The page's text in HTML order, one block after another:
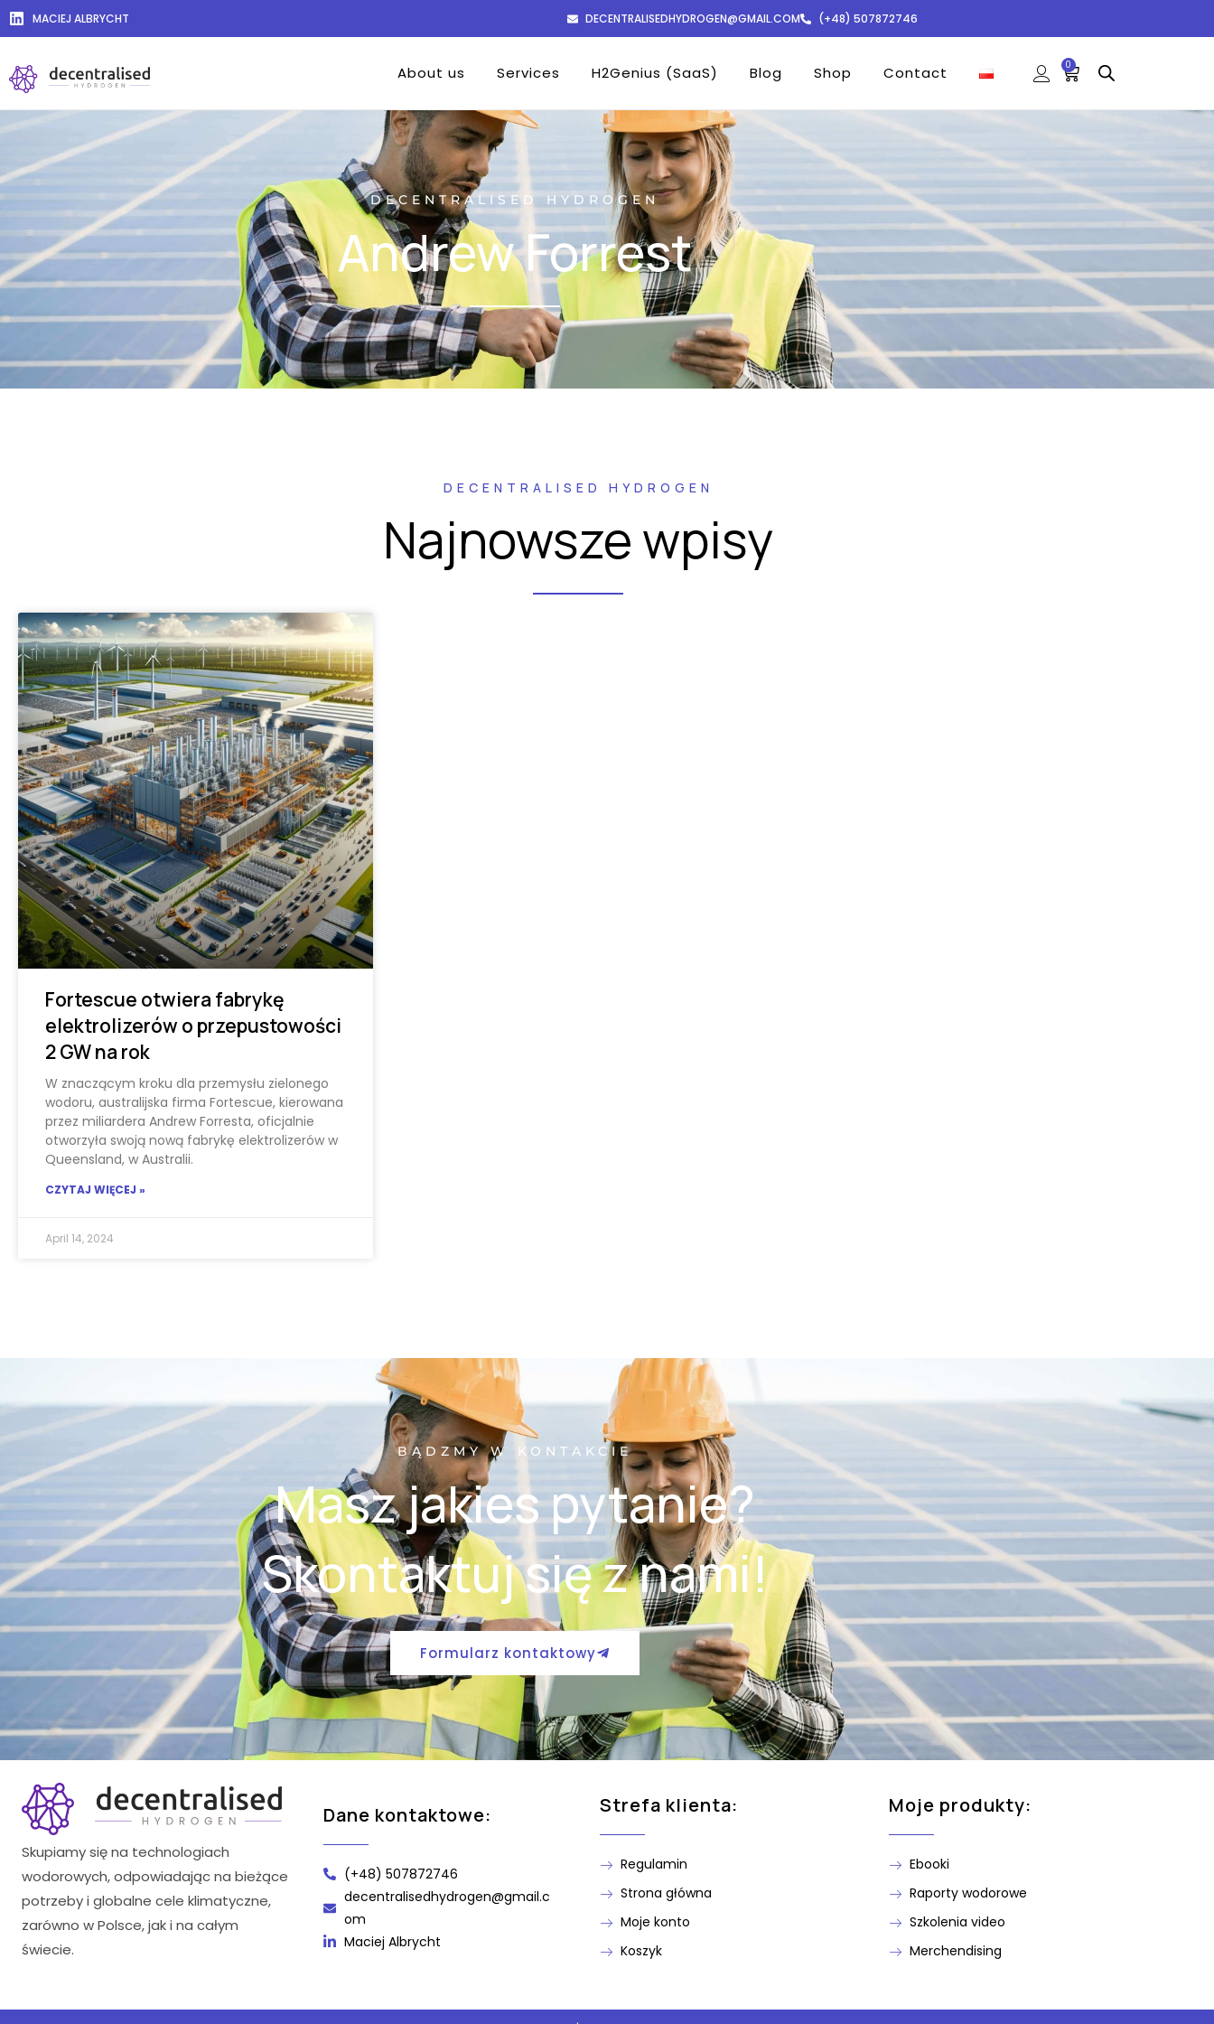
MACIEJ ALBRYCHT DECENTRALISEDHYDROGEN@GMAIL.COM (+48) 507872746
About us Services H2Genius (SaaS) Blog Shop Contact 0
DECENTRALISED HYDROGEN
Andrew Forrest
DECENTRALISED HYDROGEN
Najnowsze wpisy
Fortescue otwiera fabrykę
elektrolizerów o przepustowości
2 GW na rok
W znaczącym kroku dla przemysłu zielonego
wodoru, australijska firma Fortescue, kierowana
przez miliardera Andrew Forresta, oficjalnie
otworzyła swoją nową fabrykę elektrolizerów w
Queensland, w Australii.
CZYTAJ WIĘCEJ »
April 14, 2024
BĄDZMY W KONTAKCIE
Masz jakies pytanie?
Skontaktuj się z nami!
Formularz kontaktowy
Skupiamy się na technologiach
wodorowych, odpowiadając na bieżące
potrzeby i globalne cele klimatyczne,
zarówno w Polsce, jak i na całym
świecie.
Dane kontaktowe:
(+48) 507872746
decentralisedhydrogen@gmail.c
om
Maciej Albrycht
Strefa klienta:
Regulamin
Strona główna
Moje konto
Koszyk
Moje produkty:
Ebooki
Raporty wodorowe
Szkolenia video
Merchendising